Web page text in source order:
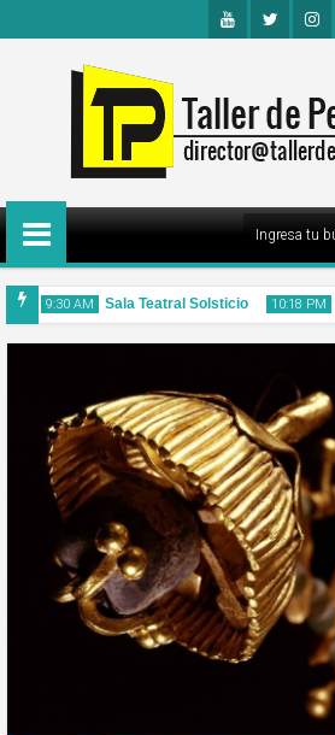
Be Gra
M
9:30 AM
28 May
2026
Sala Teatral Solsticio 10:18 PM
21 May
2026